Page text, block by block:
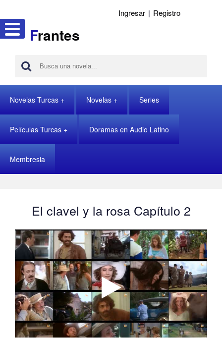
Frantes
Ingresar | Registro
Novelas Turcas Novelas Series
Películas Turcas Doramas en Audio Latino
Membresia
El clavel y la rosa Capítulo 2